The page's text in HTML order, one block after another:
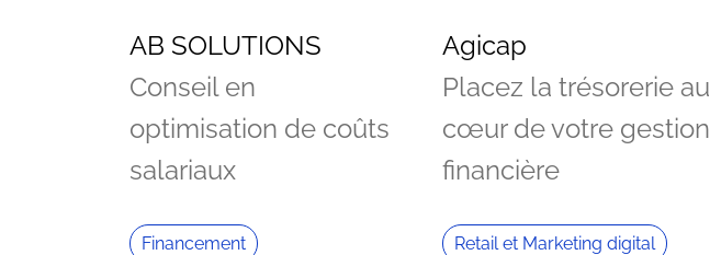
AB SOLUTIONS
Conseil en
optimisation de coûts
salariaux
Financement
Agicap
Placez la trésorerie au
cœur de votre gestion
financière
Retail et Marketing digital